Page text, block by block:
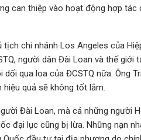
can thiệp vào hoạt động hợp tác
tịch chi nhánh Los Angeles của
người dân Đài Loan và thế giới
qua loa của ĐCSTQ nữa. Ông
quả sẽ không tốt lắm.
Đài Loan, mà cả những người
đại lục cũng bị lừa. Những nạn